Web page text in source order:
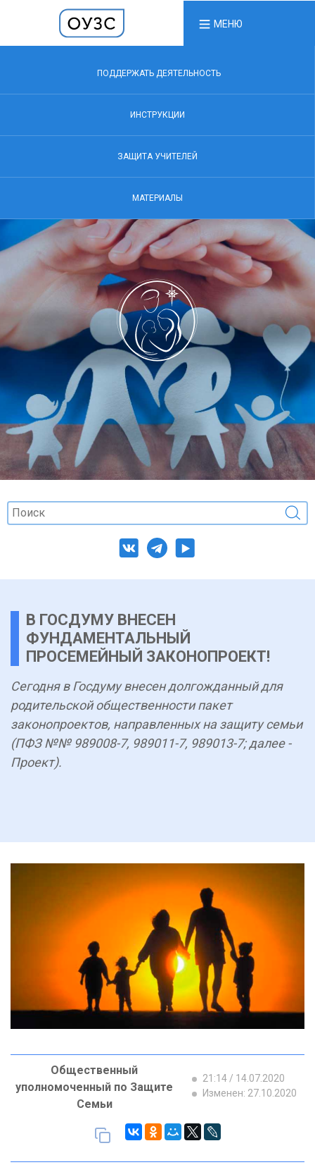
МЕНЮ
ПОДДЕРЖАТЬ ДЕЯТЕЛЬНОСТЬ
ИНСТРУКЦИИ
ЗАЩИТА УЧИТЕЛЕЙ
МАТЕРИАЛЫ
В ГОСДУМУ ВНЕСЕН
ФУНДАМЕНТАЛЬНЫЙ
ПРОСЕМЕЙНЫЙ ЗАКОНОПРОЕКТ!
Сегодня в Госдуму внесен долгожданный для
родительской общественности пакет
законопроектов, направленных на защиту семьи
(ПФЗ №№ 989008-7, 989011-7, 989013-7; далее -
Проект).
Общественный
уполномоченный по Защите
Семьи
21:14 / 14.07.2020
Изменен: 27.10.2020